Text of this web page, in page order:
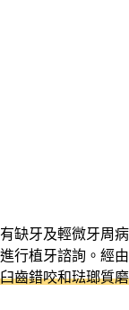
缺牙及輕微牙周病
行植牙諮詢。經由
齒錯咬和琺瑯質磨